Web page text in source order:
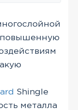
повышенную
Shingle
металла